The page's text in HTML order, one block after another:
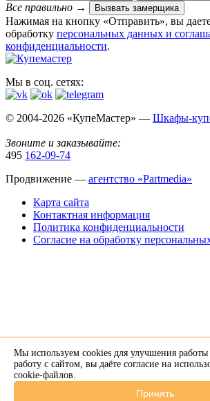
Все правильно → Вызвать замерщика
Нажимая на кнопку «Отправить», вы даете
обработку персональных данных​ и
конфиденциальности.
Мы в соц. сетях:
© 2004-2026 «КупеМастер» — Шкафы-
Звоните и заказывайте:
495 162-09-74
Продвижение — агентство «Partmedia»
Карта сайта
Контактная информация
Политика конфиденциальности
Согласие на обработку
Напишите нам в Telegram
Мы используем cookies для улучшения
работу с сайтом, вы даёте согласие на
cookie-файлов.
Принять